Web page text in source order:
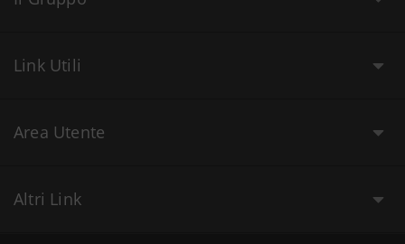
Link Utili
Area Utente
Altri Link